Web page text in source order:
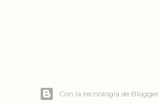
Con la tecnología de Blogger